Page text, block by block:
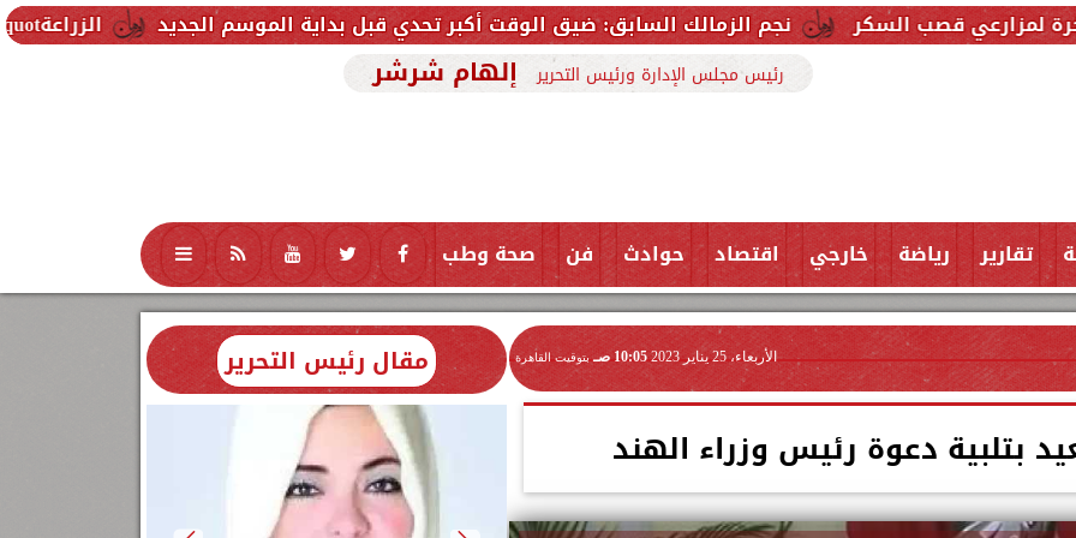
الزراعةquot; تنشر تقريرًا بأنشطة وجهود معامل ومعاهد quot;البحوث الزراعيةquot; خلال الأسبوع الأول من أغسطس 2026 نجم الزمالك السابق: ضيق الوقت أكبر تحدي قبل بداية الموسم الجديد السكر
رئيس مجلس الإدارة ورئيس التحرير إلهام شرشر
تقارير رياضة خارجي اقتصاد حوادث فن صحة وطب تكنولوجيا منوعات محافظات
الأربعاء، 25 يناير 2023 10:05 صـ بتوقيت القاهرة
بتلبية دعوة رئيس وزراء الهند
مقال رئيس التحرير